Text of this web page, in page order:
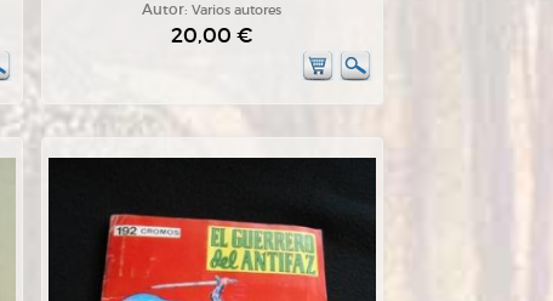
Autor:Varios autores
20,00 €